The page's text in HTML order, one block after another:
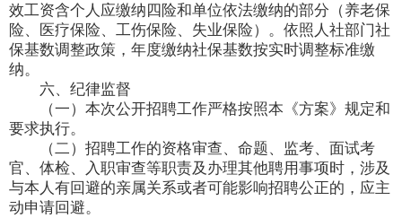
效工资含个人应缴纳四险和单位依法缴纳的部分（养老保
险、医疗保险、工伤保险、失业保险）。依照人社部门社
保基数调整政策，年度缴纳社保基数按实时调整标准缴
纳。
六、纪律监督
（一）本次公开招聘工作严格按照本《方案》规定和
要求执行。
（二）招聘工作的资格审查、命题、监考、面试考
官、体检、入职审查等职责及办理其他聘用事项时，涉及
与本人有回避的亲属关系或者可能影响招聘公正的，应主
动申请回避。